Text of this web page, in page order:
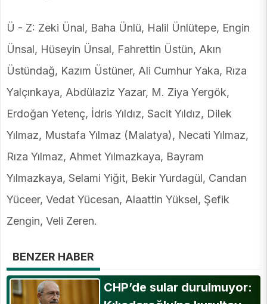
Ü - Z: Zeki Ünal, Baha Ünlü, Halil Ünlütepe, Engin
Ünsal, Hüseyin Ünsal, Fahrettin Üstün, Akın
Üstündağ, Kazım Üstüner, Ali Cumhur Yaka, Rıza
Yalçınkaya, Abdülaziz Yazar, M. Ziya Yergök,
Erdoğan Yetenç, İdris Yıldız, Sacit Yıldız, Dilek
Yılmaz, Mustafa Yılmaz (Malatya), Necati Yılmaz,
Rıza Yılmaz, Ahmet Yılmazkaya, Bayram
Yılmazkaya, Selami Yiğit, Bekir Yurdagül, Candan
Yüceer, Vedat Yücesan, Alaattin Yüksel, Şefik
Zengin, Veli Zeren.
BENZER HABER
CHP’de sular durulmuyor: